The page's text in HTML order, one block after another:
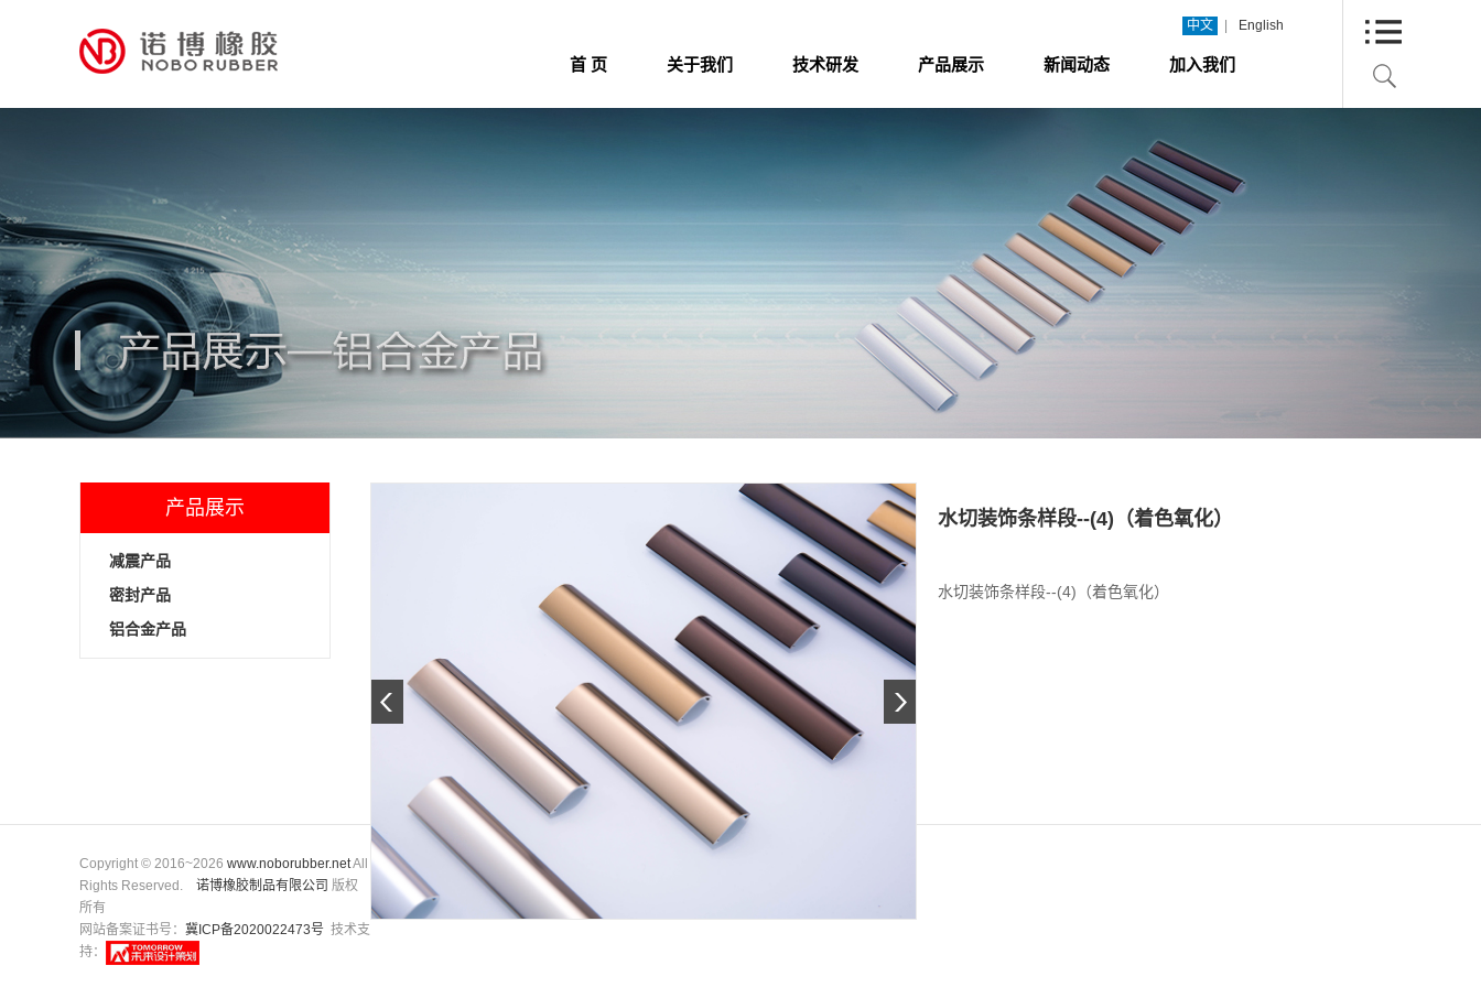
中文 English
首 页 关于我们 技术研发 产品展示 新闻动态 加入我们
产品展示
减震产品
密封产品
铝合金产品
水切装饰条样段--(4)（着色氧化）
水切装饰条样段--(4)（着色氧化）
Copyright © 2016~2026 www.noborubber.netAll
Rights Reserved. 诺博橡胶制品有限公司 版权
所有
网站备案证书号： 冀ICP备2020022473号 技术支
持：